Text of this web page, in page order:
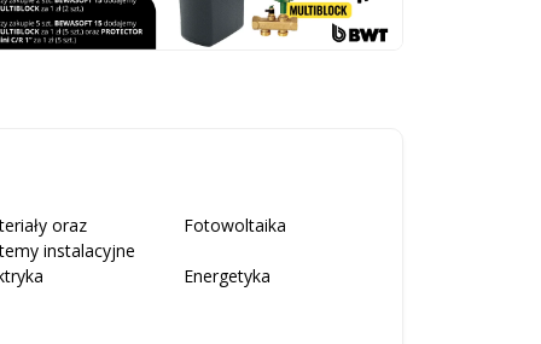
oraz
instalacyjne
Fotowoltaika
Energetyka